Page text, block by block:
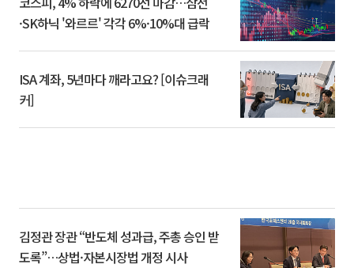
·SK하닉 '와르르' 각각 6%·10%대 급락
ISA 계좌, 5년마다 깨라고요? [이슈크래
커]
김정관 장관 “반도체 성과급, 주총 승인 받
도록”…상법·자본시장법 개정 시사